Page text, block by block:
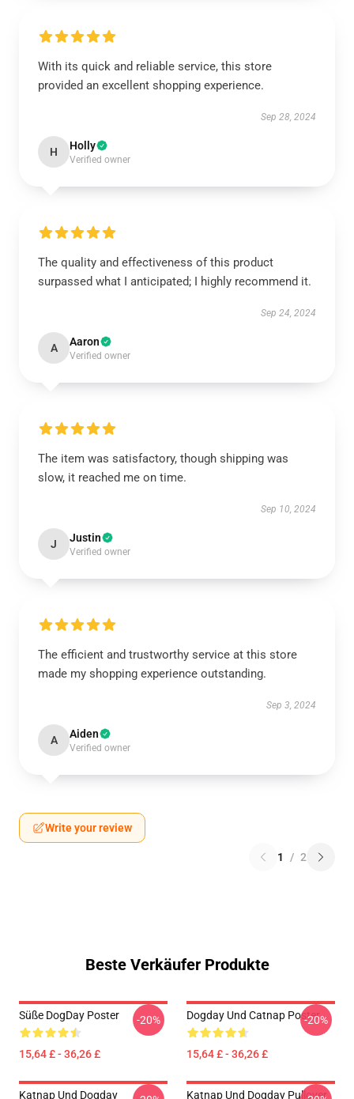
With its quick and reliable service, this store
provided an excellent shopping experience.
Sep 28, 2024
H Holly
Verified owner
The quality and effectiveness of this product
surpassed what I anticipated; I highly recommend it.
Sep 24, 2024
A Aaron
Verified owner
The item was satisfactory, though shipping was
slow, it reached me on time.
Sep 10, 2024
J Justin
Verified owner
The efficient and trustworthy service at this store
made my shopping experience outstanding.
Sep 3, 2024
A Aiden
Verified owner
Write your review
1 / 2
Beste Verkäufer Produkte
Süße DogDay Poster
15,64 £ - 36,26 £
-20% Dogday Und Catnap Poster
15,64 £ - 36,26 £
-20%
Katnap Und Dogday
Katnap Und Dogday Pullover